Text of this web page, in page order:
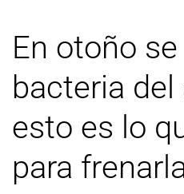
En otoño
bacteria del
esto es lo
para